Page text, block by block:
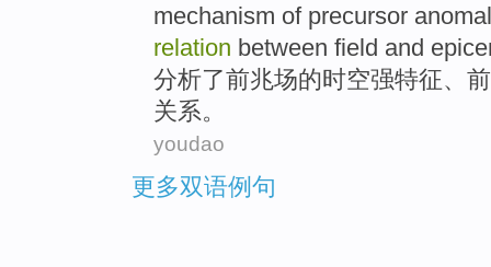
mechanism of precursor
relation between field and
分析了前兆场的时空强特征、
关系。
youdao
更多双语例句